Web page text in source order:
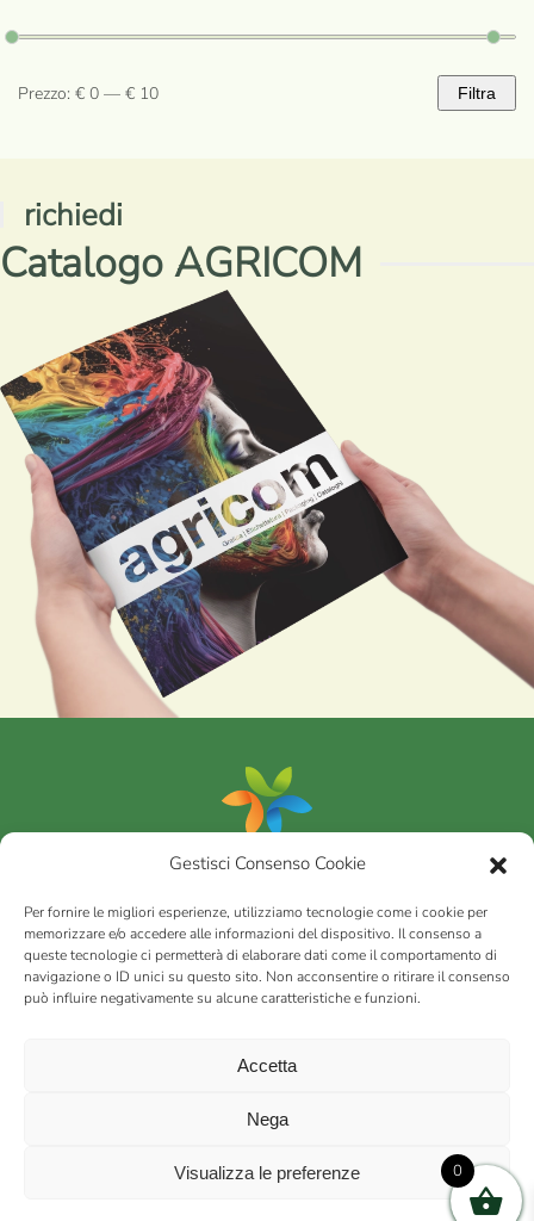
Gestisci Consenso Cookie
Per fornire le migliori esperienze, utilizziamo tecnologie come i cookie per
memorizzare e/o accedere alle informazioni del dispositivo. Il consenso a
queste tecnologie ci permetterà di elaborare dati come il comportamento di
navigazione o ID unici su questo sito. Non acconsentire o ritirare il consenso
può influire negativamente su alcune caratteristiche e funzioni.
Accetta
Nega
Visualizza le preferenze
prodotto
Prezzo
Prezzo
Filtra
Prezzo: € 0 — € 10
richiedi
Catalogo AGRICOM
Portfolio
AGRICOMs.r.l.
via Montalbano 65 51100 Case Nuove di Masiano (PT) | codice
Int. versato | Repertorio Economico Amministrativo C.C.I.A.A. di
Privacy policy
0